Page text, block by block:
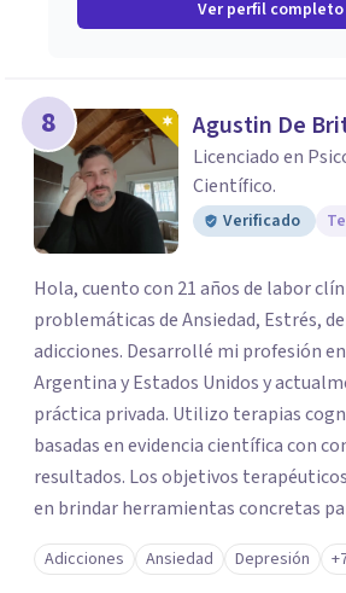
Ver perfil completo
8 Agustin De
Licenciado en
Científico.
Verificado
Hola, cuento con 21 años de labor
problemáticas de Ansiedad, Estrés, depresión y
adicciones. Desarrollé mi profesión
Argentina y Estados Unidos y
práctica privada. Utilizo terapias
basadas en evidencia científica con
resultados. Los objetivos terapéuticos están centrados
en brindar herramientas concretas
permitan desarrollar nuevas
basadas en la salud y calidad de vida.
Adicciones Ansiedad Depresión